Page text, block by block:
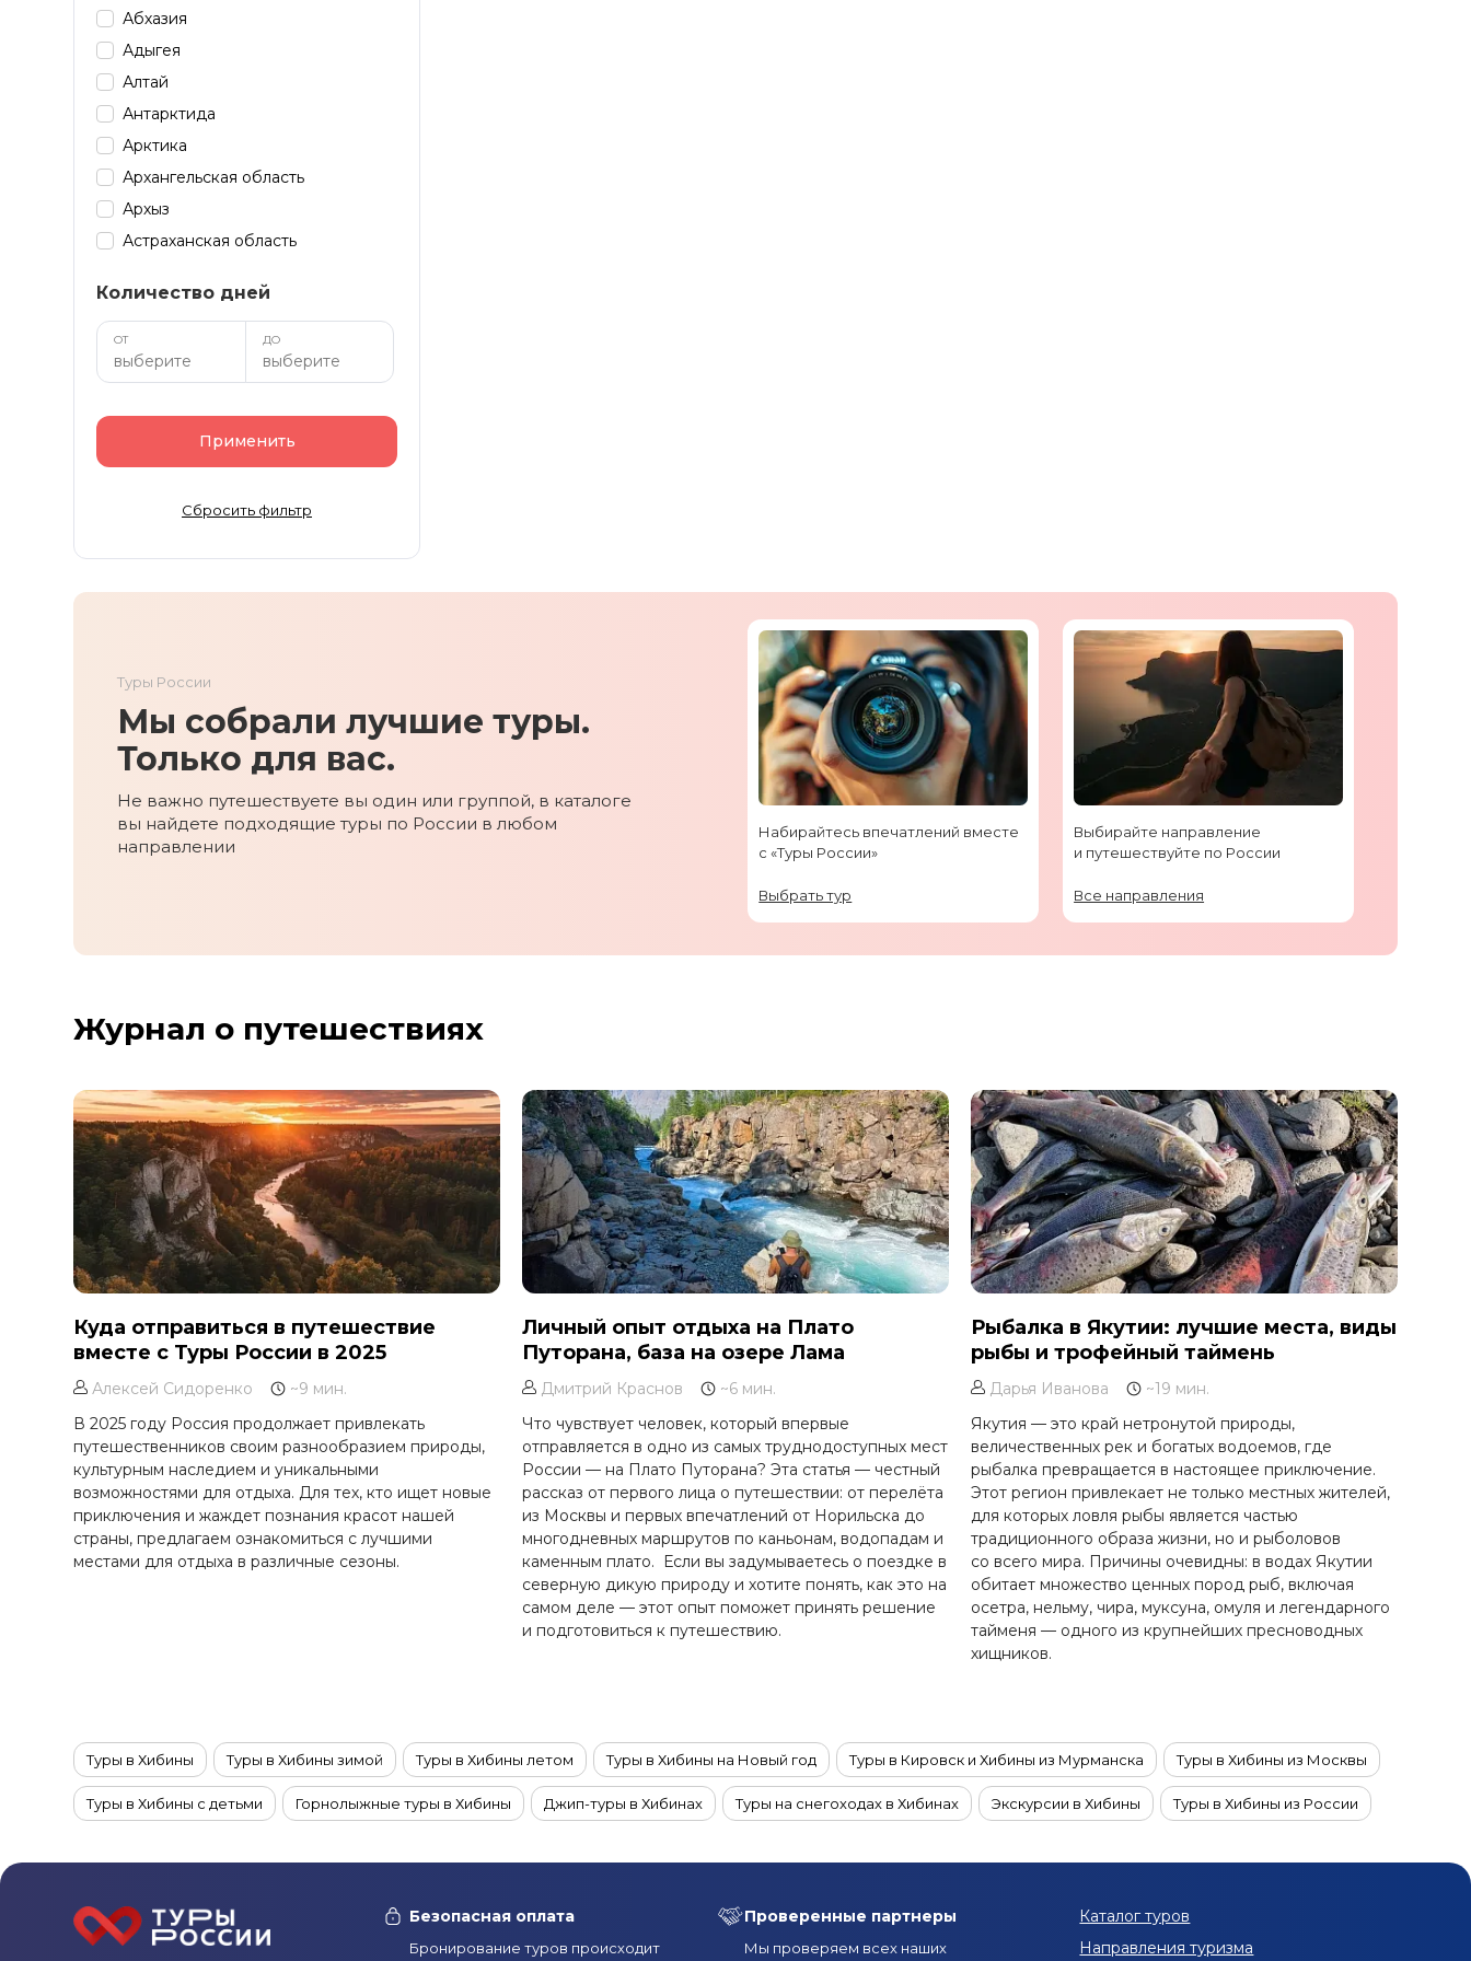
Абхазия
Адыгея
Алтай
Антарктида
Арктика
Архангельская область
Архыз
Астраханская область
Башкирия
Бурятия
Дагестан
Забайкалье
Зарубеж
Иркутская область
Кабардино-Балкария
Калмыкия
Камчатка
Карачаево-Черкесия
Колыма
Кольский полуостров
Москва и Московская область
Новгородская область
Оймякон
Осетия
Остров Итуруп
Остров Кунашир
Остров Шикотан
Плато Путорана
Приморье
Самарская область
Сахалин
Сибирь
Соловецкие острова
Ставропольский край
Татарстан
Териберка
Тыва
Шантарские Острова
Эльбрус
Якутия
Якутск
Количество дней
ОТ ДО
Применить
Сбросить фильтр
Туры России
Мы собрали лучшие туры.
Только для вас.
Не важно путешествуете вы один или группой, в каталоге
вы найдете подходящие туры по России в любом
направлении
Набирайтесь впечатлений вместе
с «Туры России»
Выбрать тур
Выбирайте направление
и путешествуйте по России
Все направления
Журнал о путешествиях
Куда отправиться в путешествие
вместе с Туры России в 2025
Алексей Сидоренко
~9 мин.
В 2025 году Россия продолжает привлекать
путешественников своим разнообразием природы,
культурным наследием и уникальными
возможностями для отдыха. Для тех, кто ищет новые
приключения и жаждет познания красот нашей
страны, предлагаем ознакомиться с лучшими
местами для отдыха в различные сезоны.
Личный опыт отдыха на Плато
Путорана, база на озере Лама
Дмитрий Краснов
~6 мин.
Что чувствует человек, который впервые
отправляется в одно из самых труднодоступных мест
России — на Плато Путорана? Эта статья — честный
рассказ от первого лица о путешествии: от перелёта
из Москвы и первых впечатлений от Норильска до
многодневных маршрутов по каньонам, водопадам и
каменным плато. Если вы задумываетесь о поездке в
северную дикую природу и хотите понять, как это на
самом деле — этот опыт поможет принять решение
и подготовиться к путешествию.
Рыбалка в Якутии: лучшие места, виды
рыбы и трофейный таймень
Дарья Иванова
~19 мин.
Якутия — это край нетронутой природы,
величественных рек и богатых водоемов, где
рыбалка превращается в настоящее приключение.
Этот регион привлекает не только местных жителей,
для которых ловля рыбы является частью
традиционного образа жизни, но и рыболовов
со всего мира. Причины очевидны: в водах Якутии
обитает множество ценных пород рыб, включая
осетра, нельму, чира, муксуна, омуля и легендарного
тайменя — одного из крупнейших пресноводных
хищников.
Туры в Хибины Туры в Хибины зимой Туры в Хибины летом Туры в Хибины на Новый год Туры в Кировск и Хибины из Мурманска Туры в Хибины из Москвы
Туры в Хибины с детьми Горнолыжные туры в Хибины Джип-туры в Хибинах Туры на снегоходах в Хибинах Экскурсии в Хибины Туры в Хибины из России
Безопасная оплата
Бронирование туров происходит
Проверенные партнеры
Мы проверяем всех наших
Каталог туров
Направления туризма